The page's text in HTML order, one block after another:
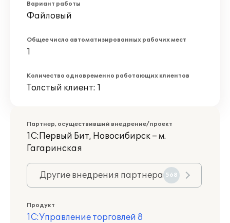
Вариант работы
Файловый
Общее число автоматизированных рабочих мест
1
Количество одновременно работающих клиентов
Толстый клиент: 1
Партнер, осуществивший внедрение/проект
1С:Первый Бит, Новосибирск – м.
Гагаринская
Другие внедрения партнера 568
Продукт
1С:Управление торговлей 8